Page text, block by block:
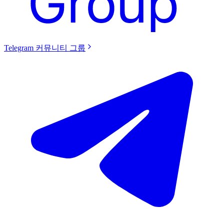
Telegram 커뮤니티 그룹